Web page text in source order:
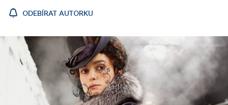
ODEBÍRAT AUTORKU